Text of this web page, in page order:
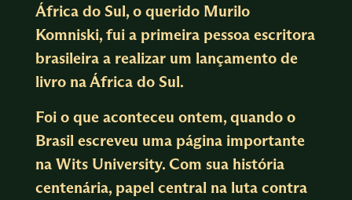
África do Sul, o querido Murilo
Komniski, fui a primeira pessoa escritora
brasileira a realizar um lançamento de
livro na África do Sul.
Foi o que aconteceu ontem, quando o
Brasil escreveu uma página importante
na Wits University. Com sua história
centenária, papel central na luta contra